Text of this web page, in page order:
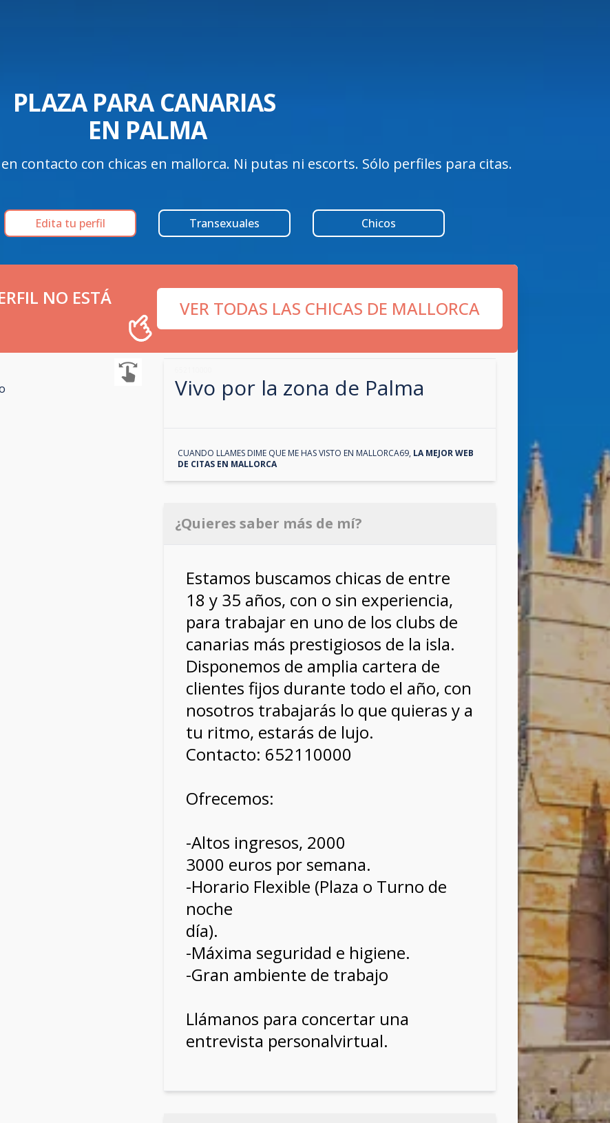
PLAZA PARA CANARIAS
EN PALMA
contacto con chicas en mallorca. Ni putas ni escorts. Sólo perfiles para citas.
Edita tu perfil Transexuales Chicos
NO ESTÁ
VER TODAS LAS CHICAS DE MALLORCA
Vivo por la zona de Palma
CUANDO LLAMES DIME QUE ME HAS VISTO EN MALLORCA69, LA MEJOR WEB
DE CITAS EN MALLORCA
¿Quieres saber más de mí?
Estamos buscamos chicas de entre
18 y 35 años, con o sin experiencia,
para trabajar en uno de los clubs de
canarias más prestigiosos de la isla.
Disponemos de amplia cartera de
clientes fijos durante todo el año, con
nosotros trabajarás lo que quieras y a
tu ritmo, estarás de lujo.
Contacto: 652110000
Ofrecemos:
-Altos ingresos, 2000
3000 euros por semana.
-Horario Flexible (Plaza o Turno de
noche
día).
-Máxima seguridad e higiene.
-Gran ambiente de trabajo
Llámanos para concertar una
entrevista personalvirtual.